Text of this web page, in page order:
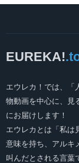
EUREKA!
エウレカ！では、「
物動画を中心に、見
にお届けします！
エウレカとは「私は
意味を持ち、アルキ
叫んだとされる言葉